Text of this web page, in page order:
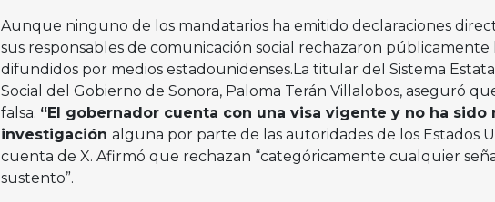
Aunque ninguno de los mandatarios ha emitido declaraciones
sus responsables de comunicación social rechazaron públicamente
difundidos por medios estadounidenses.La titular del Sistema
Social del Gobierno de Sonora, Paloma Terán Villalobos, aseguró
falsa. “El gobernador cuenta con una visa vigente y no ha
investigación alguna por parte de las autoridades de los Estados
cuenta de X. Afirmó que rechazan “categóricamente cualquier
sustento”.